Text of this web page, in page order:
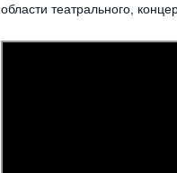
области театрального,